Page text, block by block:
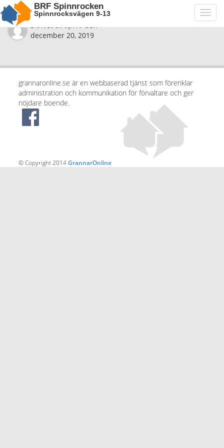
BRF Spinnrocken
Spinnrocksvägen 9-13
Skrivet avspi10den
december 20, 2019
grannaronline.se är en webbaserad tjänst som förenklar
administration och kommunikation för förvaltare och ger
nöjdare boende.
© Copyright 2014GrannarOnline